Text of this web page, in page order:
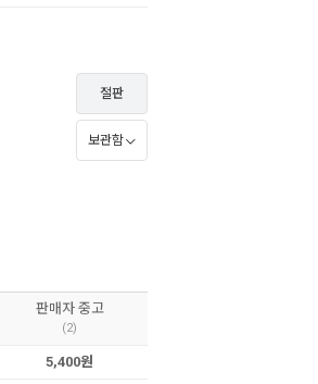
절판
보관함
판매자 중고
(2)
5,400원